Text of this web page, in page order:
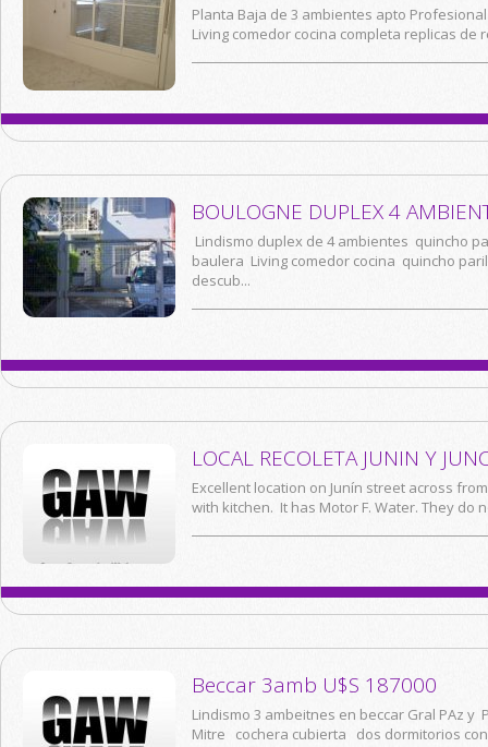
Planta Baja de 3 ambientes apto
Living comedor cocina completa replicas
BOULOGNE DUPLEX 4
Lindismo duplex de 4 ambientes quincho
baulera Living comedor cocina quincho
descub...
LOCAL RECOLETA JUNIN Y
Excellent location on Junín street across
with kitchen. It has Motor F. Water. They do
Beccar 3amb U$S 187000
Lindismo 3 ambeitnes en beccar Gral PAz
Mitre cochera cubierta dos dormitorios